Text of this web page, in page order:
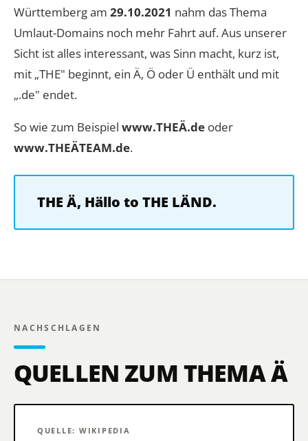
Württemberg am 29.10.2021 nahm das Thema
Umlaut-Domains noch mehr Fahrt auf. Aus unserer
Sicht ist alles interessant, was Sinn macht, kurz ist,
mit „THE" beginnt, ein Ä, Ö oder Ü enthält und mit
„.de" endet.
So wie zum Beispiel www.THEÄ.de oder
www.THEÄTEAM.de.
THE Ä, Hällo to THE LÄND.
NACHSCHLAGEN
QUELLEN ZUM THEMA Ä
QUELLE: WIKIPEDIA